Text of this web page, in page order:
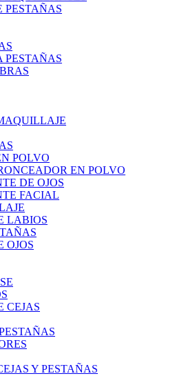
PESTAÑAS
PESTAÑAS
POLVO
EN POLVO
DE OJOS
FACIAL
LABIOS
OJOS
CEJAS
Y PESTAÑAS